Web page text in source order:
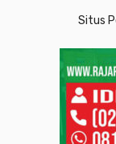
Situs